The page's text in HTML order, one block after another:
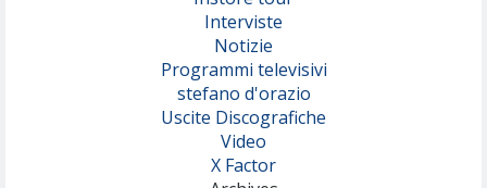
Interviste
Notizie
Programmi televisivi
stefano d'orazio
Uscite Discografiche
Video
X Factor